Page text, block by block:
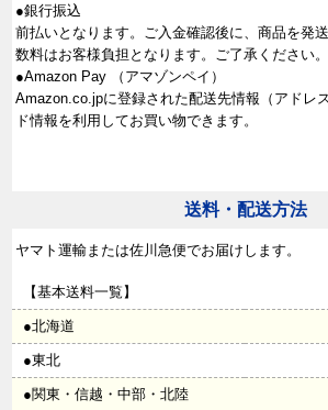
●銀行振込
前払いとなります。ご入金確認後に、商品を発
数料はお客様負担となります。ご了承ください。
●Amazon Pay （アマゾンペイ）
Amazon.co.jpに登録された配送先情報（アドレ
ド情報を利用してお買い物できます。
送料・配送方法
ヤマト運輸または佐川急便でお届けします。
【基本送料一覧】
●北海道
●東北
●関東・信越・中部・北陸